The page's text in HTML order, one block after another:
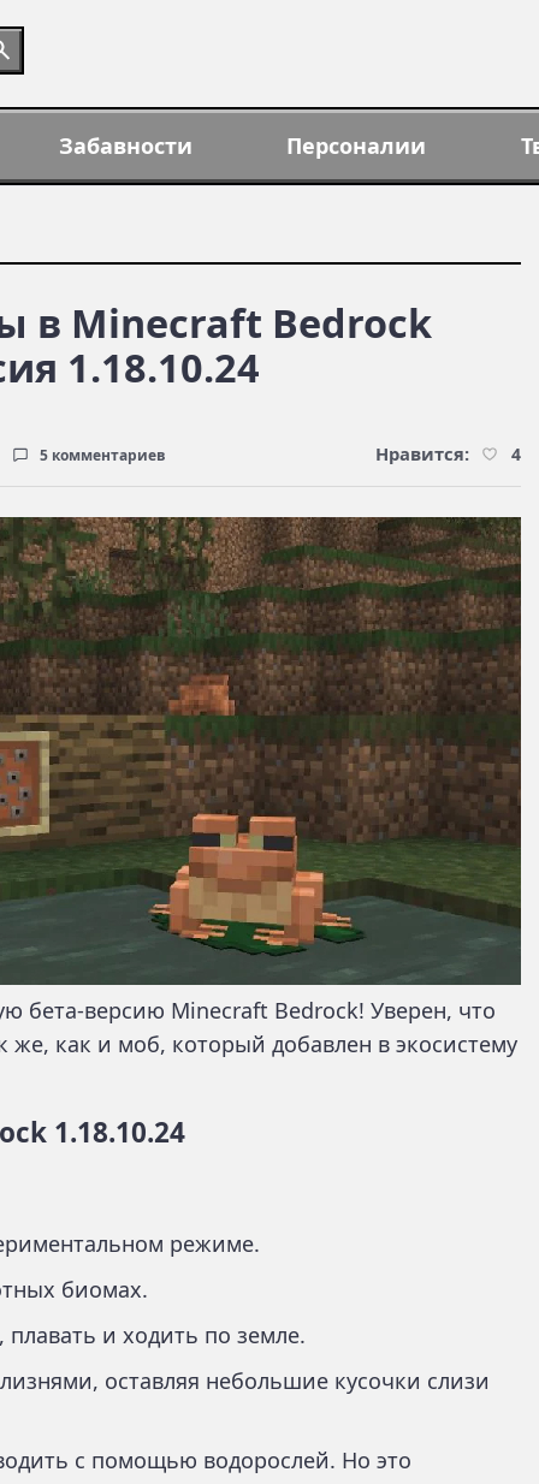
Забавности Персоналии
в Minecraft Bedrock
1.18.10.24
5 комментариев Нравится: 4
бета-версию Minecraft Bedrock! Уверен, что
же, как и моб, который добавлен в экосистему
1.18.10.24
режиме.
биомах.
и ходить по земле.
оставляя небольшие кусочки слизи
с помощью водорослей. Но это